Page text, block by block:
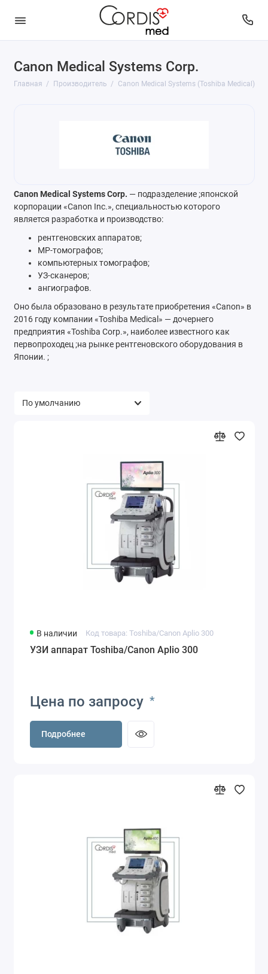
Canon Medical Systems Corp.
Главная Производитель Canon Medical Systems (Toshiba Medical)
Canon Medical Systems Corp. — подразделение ;японской
корпорации «Canon Inc.», специальностью которого
является разработка и производство:
рентгеновских аппаратов;
МР-томографов;
компьютерных томографов;
УЗ-сканеров;
ангиографов.
Оно была образовано в результате приобретения «Canon» в
2016 году компании «Toshiba Medical» — дочернего
предприятия «Toshiba Corp.», наиболее известного как
первопроходец ;на рынке рентгеновского оборудования в
Японии. ;
В наличии Код товара: Toshiba/Canon Aplio 300
УЗИ аппарат Toshiba/Canon Aplio 300
Цена по запросу *
Подробнее